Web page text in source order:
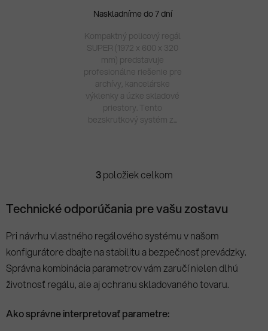
Naskladníme do 7 dní
Kompaktný policový regál
SUPER (1972 x 600 x 320
mm) predstavuje
profesionálne riešenie pre
archívy, kancelárske
výklenky a úzke skladové
priestory. Tento
bezskrutkový systém z...
O
l
á
d
a
c
i
e
r
3položiek celkom
Technické odporúčania pre vašu zostavu
Pri návrhu vlastného regálového systému v našom
konfigurátore dbajte na stabilitu a bezpečnosť prevádzky.
Správna kombinácia parametrov vám zaručí nielen dlhú
životnosť regálu, ale aj ochranu skladovaného tovaru.
Ako správne interpretovať parametre: